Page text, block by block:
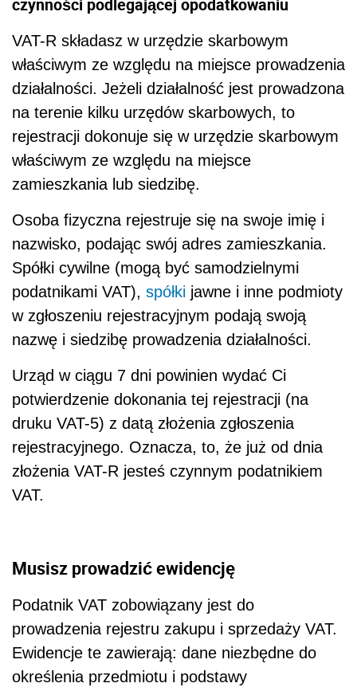
VAT-R składasz w urzędzie skarbowym
właściwym ze względu na miejsce prowadzenia
działalności. Jeżeli działalność jest prowadzona
na terenie kilku urzędów skarbowych, to
rejestracji dokonuje się w urzędzie skarbowym
właściwym ze względu na miejsce
zamieszkania lub siedzibę.
Osoba fizyczna rejestruje się na swoje imię i
nazwisko, podając swój adres zamieszkania.
Spółki cywilne (mogą być samodzielnymi
podatnikami VAT), spółki jawne i inne podmioty
w zgłoszeniu rejestracyjnym podają swoją
nazwę i siedzibę prowadzenia działalności.
Urząd w ciągu 7 dni powinien wydać Ci
potwierdzenie dokonania tej rejestracji (na
druku VAT-5) z datą złożenia zgłoszenia
rejestracyjnego. Oznacza, to, że już od dnia
złożenia VAT-R jesteś czynnym podatnikiem
VAT.
Musisz prowadzić ewidencję
Podatnik VAT zobowiązany jest do
prowadzenia rejestru zakupu i sprzedaży VAT.
Ewidencje te zawierają: dane niezbędne do
określenia przedmiotu i podstawy